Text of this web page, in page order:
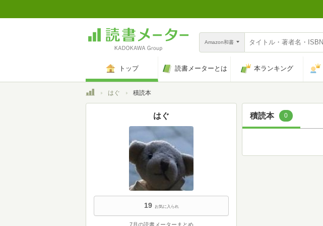
Amazon和書
トップ 読書メーターとは 本ランキング
トップはぐ 積読本
積読本 0
はぐ
19 お気に入られ
7月の読書メーターまとめ